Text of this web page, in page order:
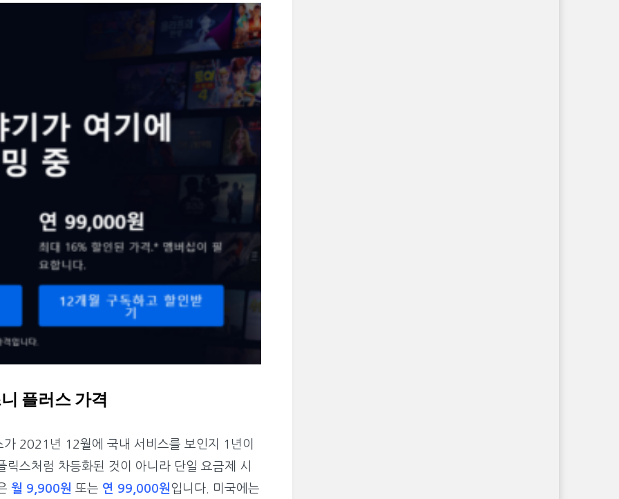
플러스 가격
2021년 12월에 국내 서비스를 보인지 1년이
스처럼 차등화된 것이 아니라 단일 요금제 시
월 9,900원 또는 연 99,000원입니다. 미국에는